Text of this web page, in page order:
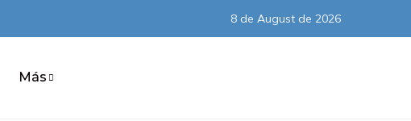
8 de August de 2026
Más